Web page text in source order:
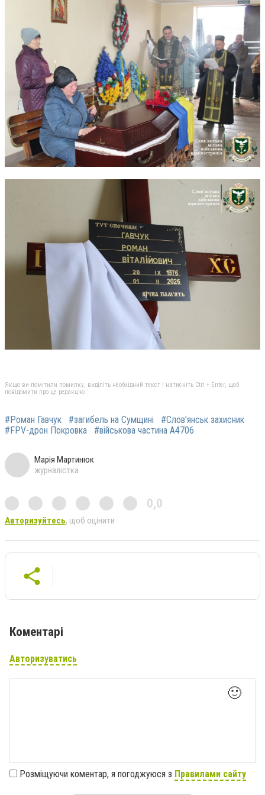
Якщо ви помітили помилку, виділіть необхідний текст і натисніть Ctrl + Enter, щоб
повідомити про це редакцію
#Роман Гавчук #загибель на Сумщині
#Слов'янськ захисник
#FPV-дрон Покровка
#військова частина А4706
Марія Мартинюк
журналістка
0,0
Авторизуйтесь, щоб оцінити
Коментарі
Авторизуватись
🙂
Розміщуючи коментар, я погоджуюся з Правилами сайту